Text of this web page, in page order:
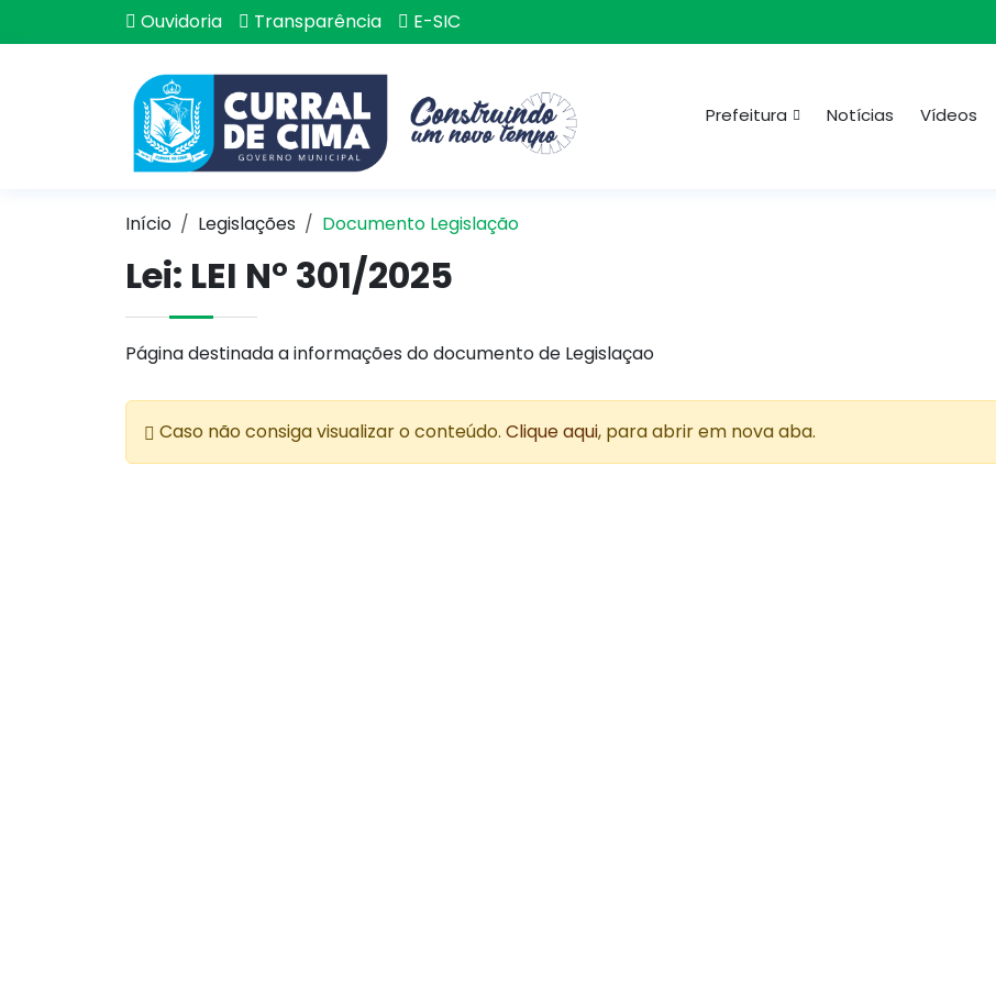
Ouvidoria Transparência E-SIC
Prefeitura Notícias Vídeos
Início Legislações Documento Legislação
Lei: LEI N° 301/2025
Página destinada a informações do documento de Legislaçao
Caso não consiga visualizar o conteúdo. Clique aqui, para abrir em nova aba.